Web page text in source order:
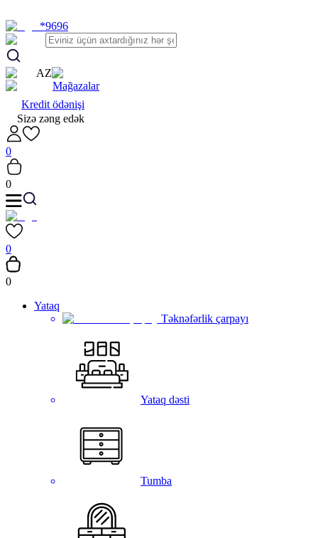
*9696
AZ
Mağazalar
Kredit ödənişi
Sizə zəng edək
0
0
0
0
Yataq
Təknəfərlik çarpayı
Yataq dəsti
Tumba